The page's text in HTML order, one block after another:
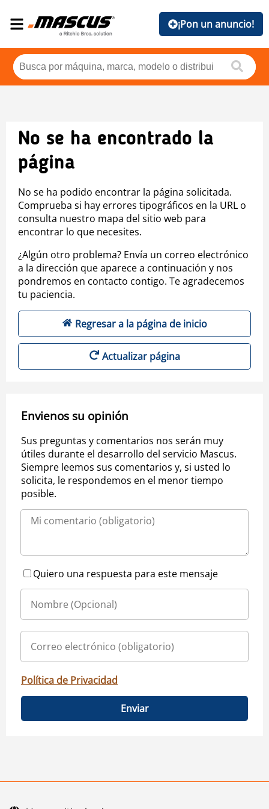
¡Pon un anuncio!
No se ha encontrado la
página
No se ha podido encontrar la página solicitada.
Comprueba si hay errores tipográficos en la URL o
consulta nuestro mapa del sitio web para
encontrar lo que necesites.
¿Algún otro problema? Envía un correo electrónico
a la dirección que aparece a continuación y nos
pondremos en contacto contigo. Te agradecemos
tu paciencia.
Regresar a la página de inicio
Actualizar página
Envienos su opinión
Sus preguntas y comentarios nos serán muy
útiles durante el desarrollo del servicio Mascus.
Siempre leemos sus comentarios y, si usted lo
solicita, le respondemos en el menor tiempo
posible.
Quiero una respuesta para este mensaje
Política de Privacidad
Enviar